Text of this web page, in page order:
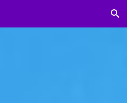
Skip to navigation